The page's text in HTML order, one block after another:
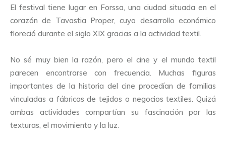
El festival tiene lugar en Forssa, una ciudad situada en el
corazón de Tavastia Proper, cuyo desarrollo económico
floreció durante el siglo XIX gracias a la actividad textil.
No sé muy bien la razón, pero el cine y el mundo textil
parecen encontrarse con frecuencia. Muchas figuras
importantes de la historia del cine procedían de familias
vinculadas a fábricas de tejidos o negocios textiles. Quizá
ambas actividades compartían su fascinación por las
texturas, el movimiento y la luz.